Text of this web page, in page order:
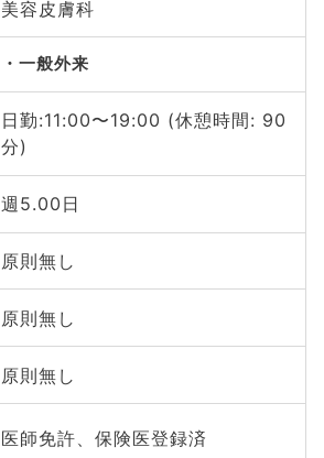
美容皮膚科
一般外来
日勤:11:00〜19:00 (休憩時間: 90
分)
週5.00日
原則無し
原則無し
原則無し
医師免許、保険医登録済